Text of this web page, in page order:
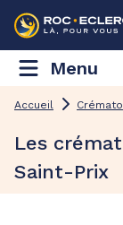
Menu
Accueil
Les
Saint-Prix